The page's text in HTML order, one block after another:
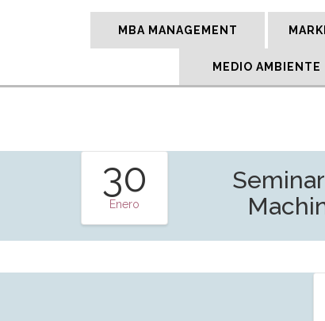
MBA MANAGEMENT
MEDIO AMBIENTE
30
Enero